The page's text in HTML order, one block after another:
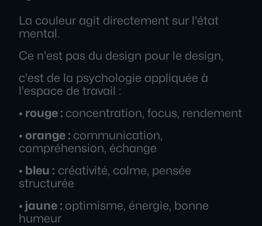
La couleur agit directement sur l'état
mental.
Ce n'est pas du design pour le design,
c'est de la psychologie appliquée à
l'espace de travail :
• rouge : concentration, focus, rendement
• orange : communication,
compréhension, échange
• bleu : créativité, calme, pensée
structurée
• jaune : optimisme, énergie, bonne
humeur